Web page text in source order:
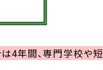
4年間、専門学校や短